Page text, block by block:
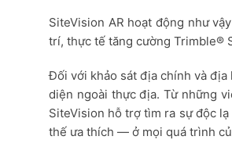
SiteVision AR hoạt động như
trí, thực tế tăng cường Trimble®
Đối với khảo sát địa chính và
diện ngoài thực địa. Từ những
SiteVision hỗ trợ tìm ra sự độc
thế ưa thích — ở mọi quá trình